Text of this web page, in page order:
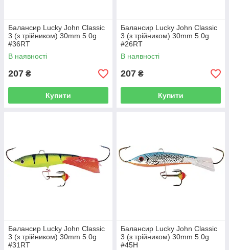
Балансир Lucky John Classic
3 (з трійником) 30mm 5.0g
#36RT
В наявності
207 ₴
Купити
Балансир Lucky John Classic
3 (з трійником) 30mm 5.0g
#26RT
В наявності
207 ₴
Купити
Балансир Lucky John Classic
3 (з трійником) 30mm 5.0g
#31RT
Балансир Lucky John Classic
3 (з трійником) 30mm 5.0g
#45H